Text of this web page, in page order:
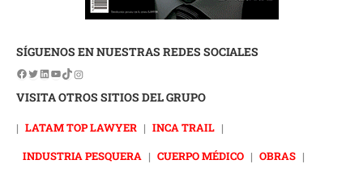
SÍGUENOS EN NUESTRAS REDES SOCIALES
VISITA OTROS SITIOS DEL GRUPO
| LATAM TOP LAWYER | INCA TRAIL |
INDUSTRIA PESQUERA | CUERPO MÉDICO | OBRAS |